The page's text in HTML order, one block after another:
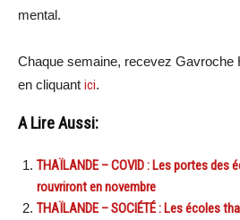
mental.
Chaque semaine, recevez Gavroche
en cliquant ici.
A Lire Aussi:
THAÏLANDE – COVID : Les portes des
rouvriront en novembre
THAÏLANDE – SOCIÉTÉ : Les écoles